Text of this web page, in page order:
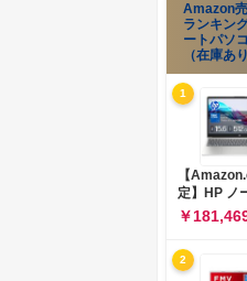
Amazon
ランキン
ートパソ
（在庫あり
1
【
定】HP ノ
コン 15-fd
チ インテ
120U メモ
SSD512GB
￥
2